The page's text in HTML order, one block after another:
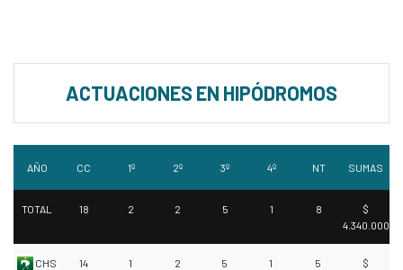
ACTUACIONES EN HIPÓDROMOS
AÑO CC 1º 2º 3º 4º NT SUMAS
TOTAL 18 2 2 5 1 8
$
4.340.000
CHS 14 1 2 5 1 5
$